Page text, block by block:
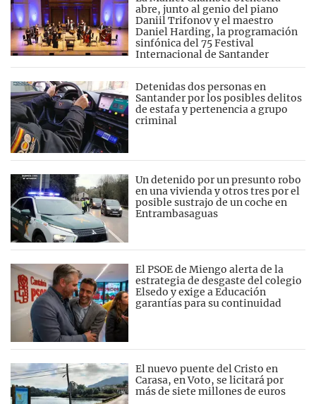
abre, junto al genio del piano
Daniil Trifonov y el maestro
Daniel Harding, la programación
sinfónica del 75 Festival
Internacional de Santander
Detenidas dos personas en
Santander por los posibles delitos
de estafa y pertenencia a grupo
criminal
Un detenido por un presunto robo
en una vivienda y otros tres por el
posible sustrajo de un coche en
Entrambasaguas
El PSOE de Miengo alerta de la
estrategia de desgaste del colegio
Elsedo y exige a Educación
garantías para su continuidad
El nuevo puente del Cristo en
Carasa, en Voto, se licitará por
más de siete millones de euros